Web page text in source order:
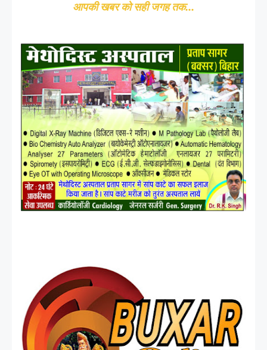
आपकी खबर को सही जगह तक...